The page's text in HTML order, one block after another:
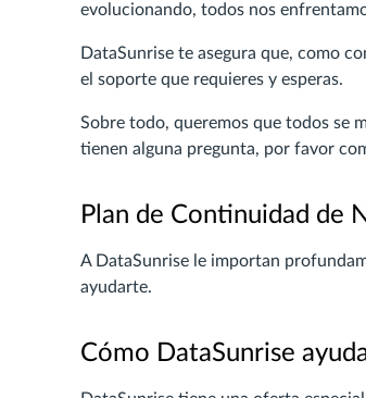
evolucionando, todos nos
DataSunrise te asegura que, como
el soporte que requieres y esperas.
Sobre todo, queremos que todos se
tienen alguna pregunta, por favor
Plan de Continuidad de
A DataSunrise le importan
ayudarte.
Cómo DataSunrise